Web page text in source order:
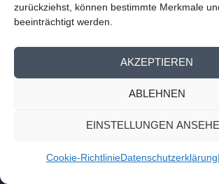
zurückziehst, können bestimmte Merkmale
beeinträchtigt werden.
AKZEPTIEREN
ABLEHNEN
EINSTELLUNGEN
Cookie-RichtlinieDatenschutzerklärung